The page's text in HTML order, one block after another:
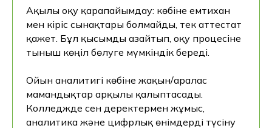
Ақылы оқу қарапайымдау: көбіне емтихан
мен кіріс сынақтары болмайды, тек аттестат
қажет. Бұл қысымды азайтып, оқу процесіне
тыныш көңіл бөлуге мүмкіндік береді.
Ойын аналитигі көбіне жақын/аралас
мамандықтар арқылы қалыптасады.
Колледжде сен деректермен жұмыс,
аналитика және цифрлық өнімдерді түсіну
Тегін курстар алғым келеді
өңдеуге келісім бересіз және дербес